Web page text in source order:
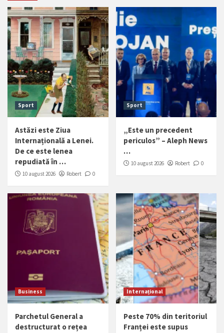
Sport
Astăzi este Ziua
Internațională a Lenei.
De ce este lenea
repudiată în …
10 august 2026 Robert 0
Sport
„Este un precedent
periculos” – Aleph News
…
10 august 2026 Robert 0
Business
Parchetul General a
destructurat o rețea
Internațional
Peste 70% din teritoriul
Franței este supus